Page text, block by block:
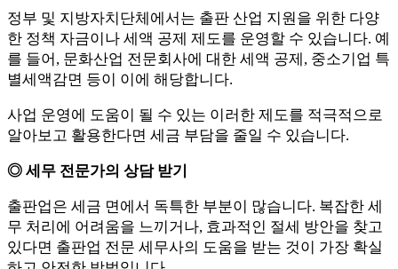
정부 및 지방자치단체에서는 출판 산업 지원을 위한 다양
한 정책 자금이나 세액 공제 제도를 운영할 수 있습니다. 예
를 들어, 문화산업 전문회사에 대한 세액 공제, 중소기업 특
별세액감면 등이 이에 해당합니다.
사업 운영에 도움이 될 수 있는 이러한 제도를 적극적으로
알아보고 활용한다면 세금 부담을 줄일 수 있습니다.
◎ 세무 전문가의 상담 받기
출판업은 세금 면에서 독특한 부분이 많습니다. 복잡한 세
무 처리에 어려움을 느끼거나, 효과적인 절세 방안을 찾고
있다면 출판업 전문 세무사의 도움을 받는 것이 가장 확실